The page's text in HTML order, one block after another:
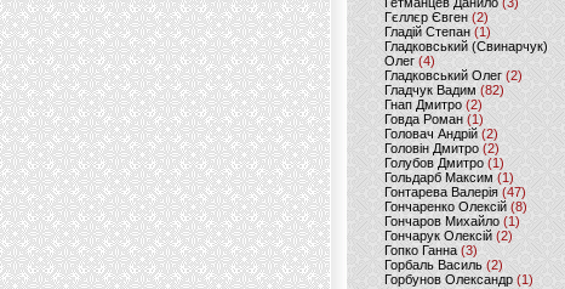
Гєллєр Євген (2)
Гладій Степан(1)
Гладковський (Свинарчук)
Олег (4)
Гладковський Олег (2)
Гладчук Вадим (82)
Гнап Дмитро (2)
Говда Роман(1)
Головач Андрій (2)
Головін Дмитро (2)
Голубов Дмитро (1)
Гольдарб Максим(1)
Гонтарева Валерія (47)
Гончаренко Олексій(8)
Гончаров Михайло (1)
Гончарук Олексій (2)
Гопко Ганна (3)
Горбаль Василь (2)
Горбунов Олександр (1)